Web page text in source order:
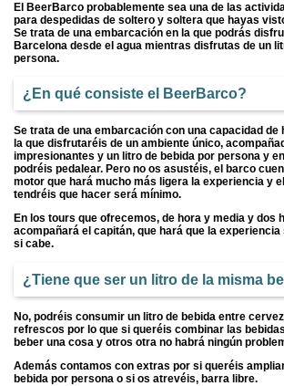
El BeerBarco probablemente sea una de las
para despedidas de soltero y soltera que hayas
Se trata de una embarcación en la que podrás
Barcelona desde el agua mientras disfrutas de un
persona.
¿En qué consiste el BeerBarco?
Se trata de una embarcación con una capacidad de
la que disfrutaréis de un ambiente único,
impresionantes y un litro de bebida por persona y
podréis pedalear. Pero no os asustéis, el barco
motor que hará mucho más ligera la experiencia y
tendréis que hacer será mínimo.
En los tours que ofrecemos, de hora y media y dos
acompañará el capitán, que hará que la
si cabe.
¿Tiene que ser un litro de la misma
No, podréis consumir un litro de bebida entre
refrescos por lo que si queréis combinar las
beber una cosa y otros otra no habrá ningún
Además contamos con extras por si queréis
bebida por persona o si os atrevéis, barra libre.